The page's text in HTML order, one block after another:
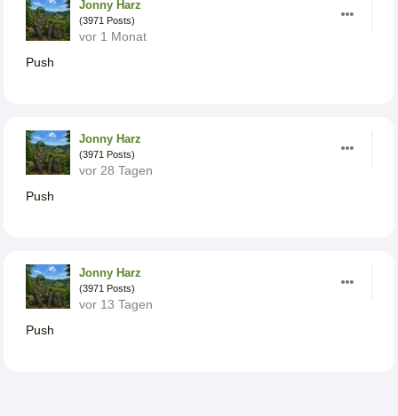
Jonny Harz
(3971 Posts)
vor 1 Monat
Push
Jonny Harz
(3971 Posts)
vor 28 Tagen
Push
Jonny Harz
(3971 Posts)
vor 13 Tagen
Push